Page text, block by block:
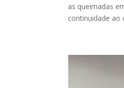
as queimadas
continuidade ao